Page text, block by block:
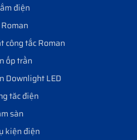
điện
công tắc Roman
ốp trần
Downlight LED
tăc điện
sàn
kiện điện